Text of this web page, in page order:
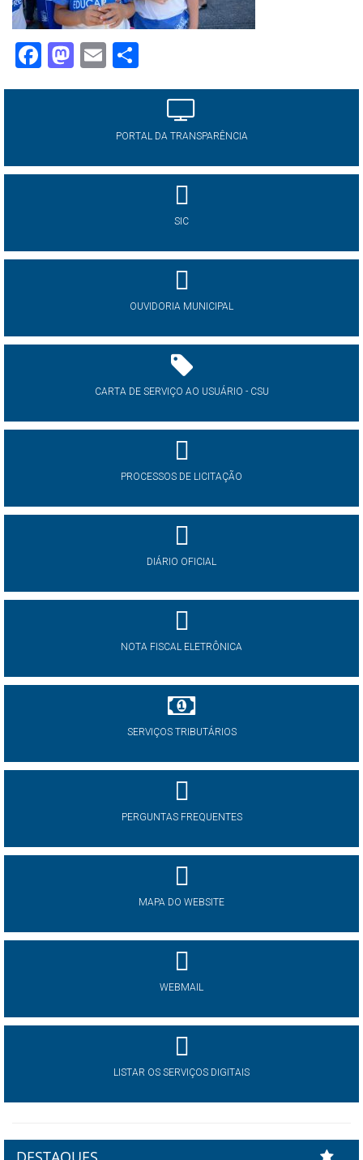
Facebook
Mastodon
Email
PORTAL DA TRANSPARÊNCIA
SIC
OUVIDORIA MUNICIPAL
CARTA DE SERVIÇO AO USUÁRIO - CSU
PROCESSOS DE LICITAÇÃO
DIÁRIO OFICIAL
NOTA FISCAL ELETRÔNICA
SERVIÇOS TRIBUTÁRIOS
PERGUNTAS FREQUENTES
MAPA DO WEBSITE
WEBMAIL
LISTAR OS SERVIÇOS DIGITAIS